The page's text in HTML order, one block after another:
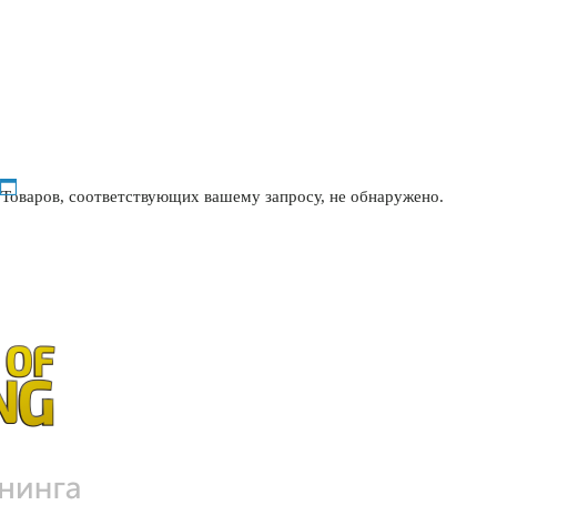
Товаров, соответствующих вашему запросу, не обнаружено.